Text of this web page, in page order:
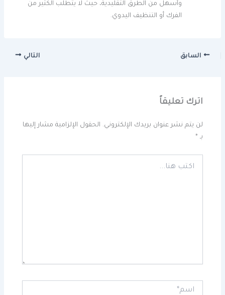
وأسهل من الطرق التقليدية، حيث لا يتطلب الكثير من
الفرك أو التنظيف اليدوي.
السابق التالي
اترك تعليقاً
لن يتم نشر عنوان بريدك الإلكتروني. الحقول الإلزامية مشار إليها
بـ *
هنا...
اسم*